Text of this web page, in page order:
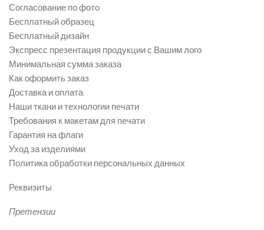
Согласование по фото
Бесплатный образец
Бесплатный дизайн
Экспресс презентация продукции с Вашим лого
Минимальная сумма заказа
Как оформить заказ
Доставка и оплата
Наши ткани и технологии печати
Требования к макетам для печати
Гарантия на флаги
Уход за изделиями
Политика обработки персональных данных
Реквизиты
Претензии